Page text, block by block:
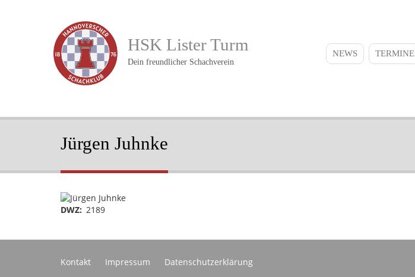
HSK Lister Turm
Dein freundlicher Schachverein
Main
NEWS TERMINE
Jürgen Juhnke
Portraitbild
DWZ 2189
Footer
Kontakt Impressum Datenschutzerklärung